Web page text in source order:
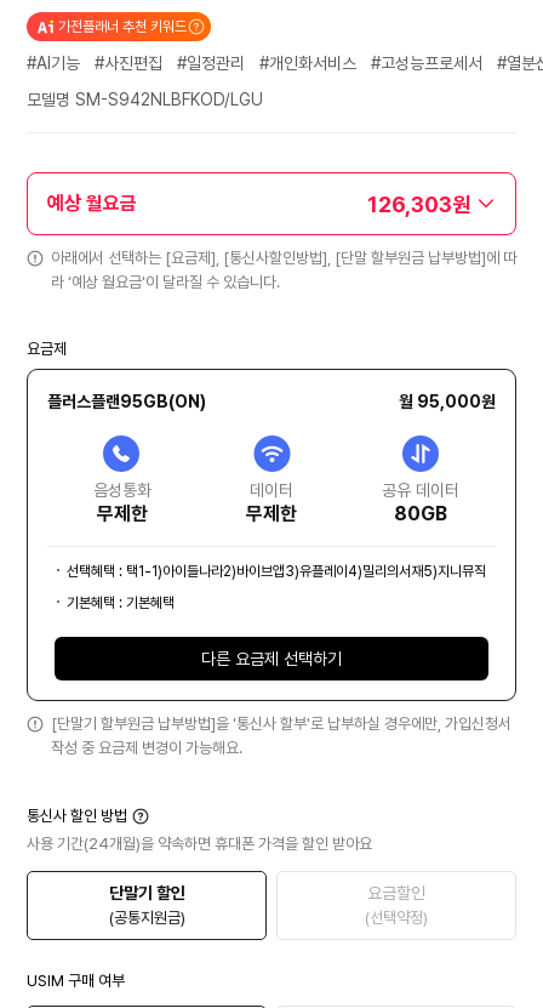
가전플래너 추천 키워드
#AI기능 #사진편집 #일정관리 #개인화서비스 #고성능프로세서
#열분
모델명 SM-S942NLBFKOD/LGU
예상 월요금 126,303원
아래에서 선택하는 [요금제], [통신사할인방법], [단말 할부원금 납부방법]에 따
라 ‘예상 월요금'이 달라질 수 있습니다.
요금제
플러스플랜95GB(ON) 월 95,000원
음성통화
무제한
데이터
무제한
공유 데이터
80GB
선택혜택 : 택1-1)아이들나라2)바이브앱3)유플레이4)밀리의서재5)지니뮤직
기본혜택 : 기본혜택
다른 요금제 선택하기
[단말기 할부원금 납부방법]을 '통신사 할부'로 납부하실 경우에만, 가입신청서
작성 중 요금제 변경이 가능해요.
통신사 할인 방법
사용 기간(24개월)을 약속하면 휴대폰 가격을 할인 받아요
단말기 할인
(공통지원금)
요금할인
(선택약정)
USIM 구매 여부